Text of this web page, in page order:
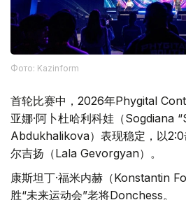
Фото: Kazinform
首轮比赛中，2026年Phygital
亚娜·阿卜杜哈利科娃（Sogdiana
Abdukhalikova）表现稳定，以2:0
尔吉扬（Lala Gevorgyan）。
康斯坦丁·福米内赫（Konstantin
胜“未来运动会”老将Donchess。